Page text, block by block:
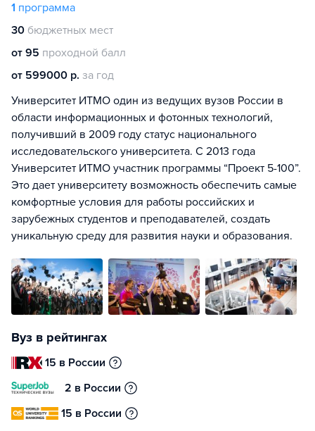
1 программа
30 бюджетных мест
от 95 проходной балл
от 599000 р. за год
Университет ИТМО один из ведущих вузов России в
области информационных и фотонных технологий,
получивший в 2009 году статус национального
исследовательского университета. С 2013 года
Университет ИТМО участник программы “Проект 5-100”.
Это дает университету возможность обеспечить самые
комфортные условия для работы российских и
зарубежных студентов и преподавателей, создать
уникальную среду для развития науки и образования.
Вуз в рейтингах
15 в России
2 в России
15 в России